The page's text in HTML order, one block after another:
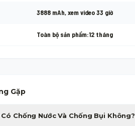
3888 mAh, xem video 33 giờ
Toàn bộ sản phẩm:12 tháng
Gặp
Có Chống Nước Và Chống Bụi Không?